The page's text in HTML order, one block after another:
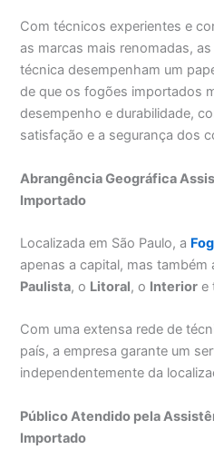
Com técnicos experientes e
as marcas mais renomadas,
técnica desempenham um
de que os fogões importados
desempenho e durabilidade,
satisfação e a segurança dos
Abrangência Geográfica
Importado
Localizada em São Paulo, a
apenas a capital, mas também
Paulista, o Litoral, o Interior e
Com uma extensa rede de
país, a empresa garante um
independentemente da
Público Atendido pela
Importado